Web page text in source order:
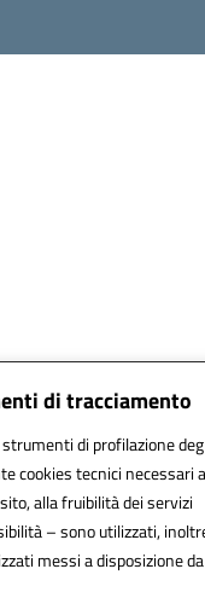
di tracciamento
di profilazione
cookies tecnici necessari
alla fruibilità dei servizi
– sono utilizzati,
messi a disposizione